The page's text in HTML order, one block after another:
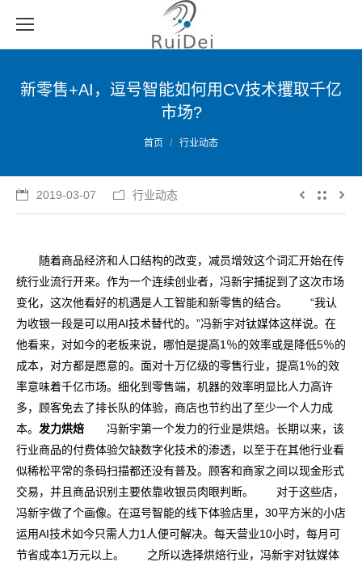
新零售+AI，逗号智能如何用CV技术攫取千亿
市场?
首页 行业动态
2019-03-07 行业动态
随着商品经济和人口结构的改变，减员增效这个词汇开始在传
统行业流行开来。作为一个连续创业者，冯新宇捕捉到了这次市场
变化，这次他看好的机遇是人工智能和新零售的结合。 “我认
为收银一段是可以用AI技术替代的。”冯新宇对钛媒体这样说。在
他看来，对如今的老板来说，哪怕是提高1％的效率或是降低5％的
成本，对方都是愿意的。面对十万亿级的零售行业，提高1％的效
率意味着千亿市场。细化到零售端，机器的效率明显比人力高许
多，顾客免去了排长队的体验，商店也节约出了至少一个人力成
本。 发力烘焙 冯新宇第一个发力的行业是烘焙。长期以来，该
行业商品的付费体验欠缺数字化技术的渗透，以至于在其他行业看
似稀松平常的条码扫描都还没有普及。顾客和商家之间以现金形式
交易，并且商品识别主要依靠收银员肉眼判断。 对于这些店，
冯新宇做了个画像。在逗号智能的线下体验店里，30平方米的小店
运用AI技术如今只需人力1人便可解决。每天营业10小时，每月可
节省成本1万元以上。 之所以选择烘焙行业，冯新宇对钛媒体